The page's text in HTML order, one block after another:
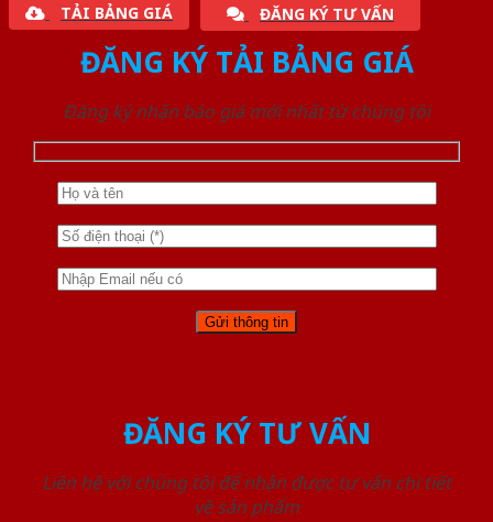
TẢI BẢNG GIÁ ĐĂNG KÝ TƯ VẤN
ĐĂNG KÝ TẢI BẢNG GIÁ
Đăng ký nhận báo giá mới nhất từ chúng tôi
ĐĂNG KÝ TƯ VẤN
Liên hệ với chúng tôi để nhận được tư vấn chi tiết
về sản phẩm